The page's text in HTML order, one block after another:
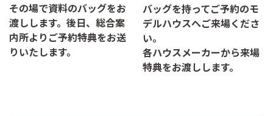
その場で資料のバッグをお
渡しします。後日、総合案
内所よりご予約特典をお送
りいたします。
バッグを持ってご予約のモ
デルハウスへご来場くださ
い。
各ハウスメーカーから来場
特典をお渡しします。